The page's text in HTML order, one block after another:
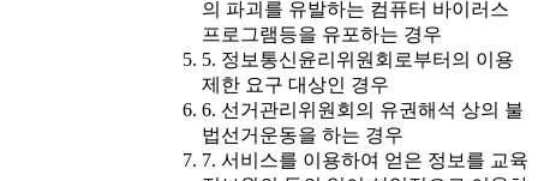
의 파괴를 유발하는 컴퓨터 바이러스
프로그램등을 유포하는 경우
5. 정보통신윤리위원회로부터의 이용
제한 요구 대상인 경우
6. 선거관리위원회의 유권해석 상의 불
법선거운동을 하는 경우
7. 서비스를 이용하여 얻은 정보를 교육